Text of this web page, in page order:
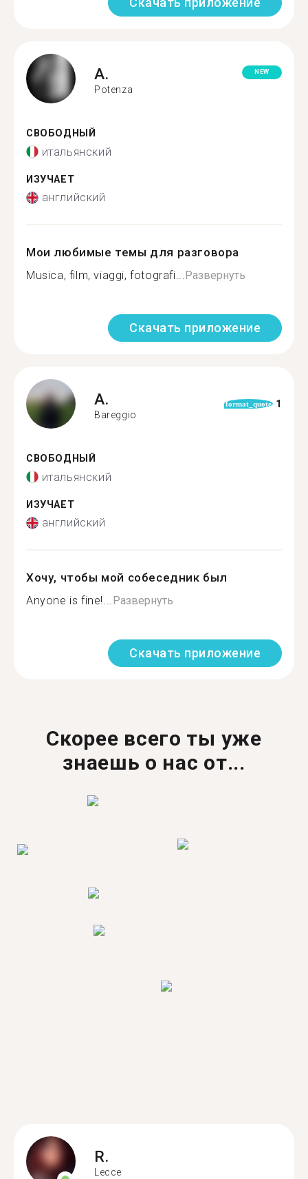
A.
Potenza
NEW
СВОБОДНЫЙ
итальянский
ИЗУЧАЕТ
английский
Мои любимые темы для разговора
Musica, film, viaggi, fotografi...Развернуть
Скачать приложение
A.
Bareggio
format_quote 1
СВОБОДНЫЙ
итальянский
ИЗУЧАЕТ
английский
Хочу, чтобы мой собеседник был
Anyone is fine!...Развернуть
Скачать приложение
Скорее всего ты уже
знаешь о нас от...
R.
Lecce